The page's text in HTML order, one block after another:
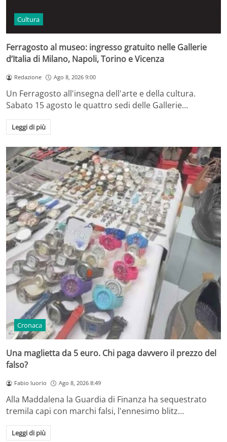
Cultura
Ferragosto al museo: ingresso gratuito nelle Gallerie
d’Italia di Milano, Napoli, Torino e Vicenza
Redazione Ago 8, 2026 9:00
Un Ferragosto all'insegna dell'arte e della cultura.
Sabato 15 agosto le quattro sedi delle Gallerie…
Leggi di più
Cronaca
Una maglietta da 5 euro. Chi paga davvero il prezzo del
falso?
Fabio Iuorio Ago 8, 2026 8:49
Alla Maddalena la Guardia di Finanza ha sequestrato
tremila capi con marchi falsi, l'ennesimo blitz…
Leggi di più